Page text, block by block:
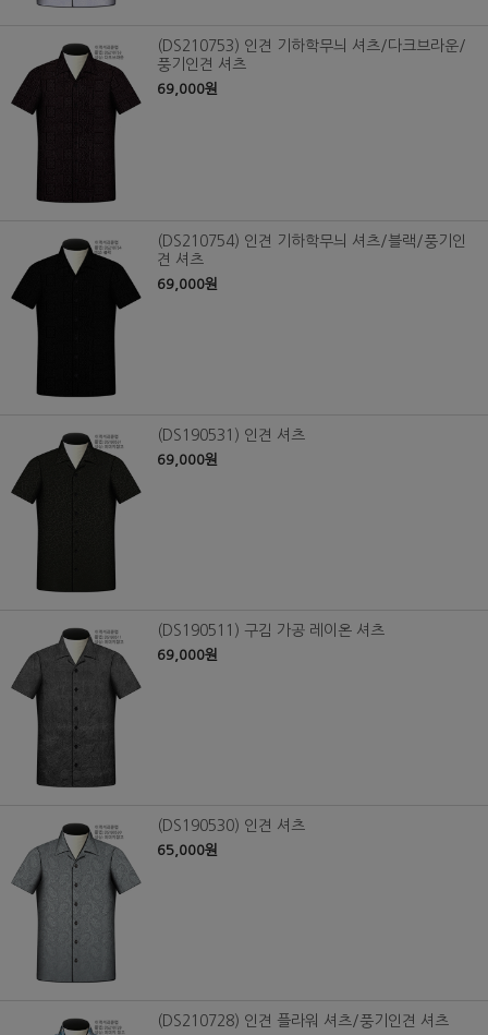
(DS210753) 인견 기하학무늬 셔츠/다크브라운/
풍기인견 셔츠
69,000원
(DS210754) 인견 기하학무늬 셔츠/블랙/풍기인
견 셔츠
69,000원
(DS190531) 인견 셔츠
69,000원
(DS190511) 구김 가공 레이온 셔츠
69,000원
(DS190530) 인견 셔츠
65,000원
(DS210728) 인견 플라워 셔츠/풍기인견 셔츠